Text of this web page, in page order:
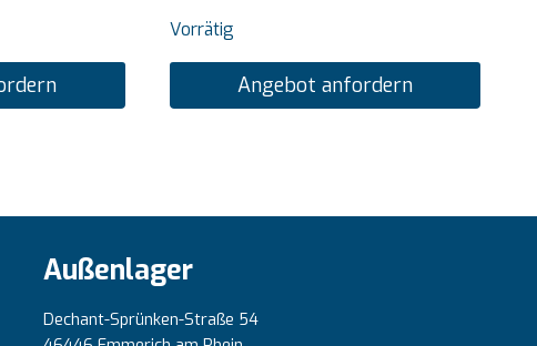
Vorrätig
Angebot anfordern
Außenlager
Dechant-Sprünken-Straße 54